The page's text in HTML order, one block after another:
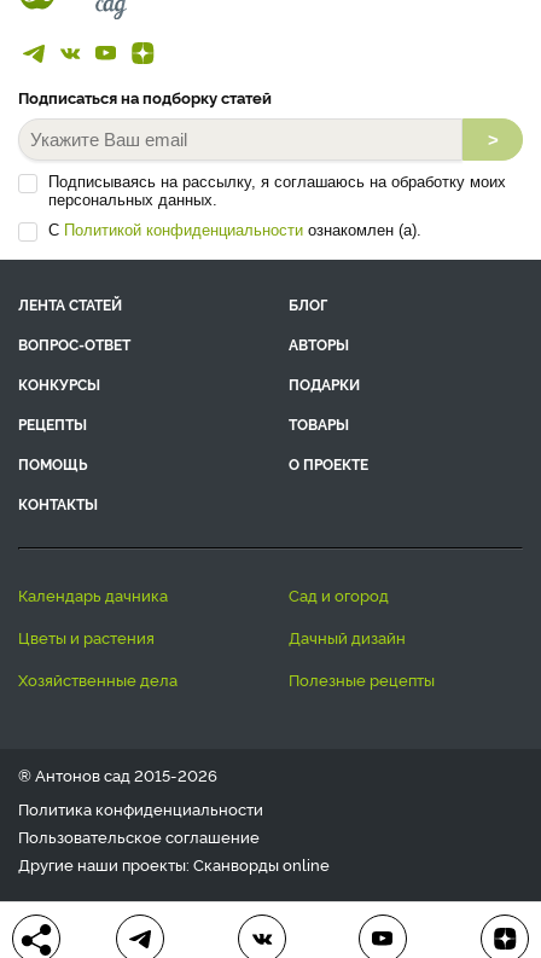
Подписаться на подборку статей
>
Подписываясь на рассылку, я соглашаюсь на обработку моих
персональных данных.
С Политикой конфиденциальности ознакомлен (а).
ЛЕНТА СТАТЕЙ
БЛОГ
ВОПРОС-ОТВЕТ
АВТОРЫ
КОНКУРСЫ
ПОДАРКИ
РЕЦЕПТЫ
ТОВАРЫ
ПОМОЩЬ
О ПРОЕКТЕ
КОНТАКТЫ
календарь дачника
сад и огород
цветы и растения
дачный дизайн
хозяйственные дела
полезные рецепты
® Антонов сад 2015-2026
Политика конфиденциальности
Пользовательское соглашение
Другие наши проекты: Сканвордыonline
Любое использование материала допускается только с
письменного согласия редакции